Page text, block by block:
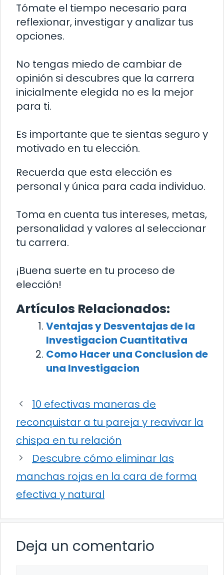
Tómate el tiempo necesario para
reflexionar, investigar y analizar tus
opciones.
No tengas miedo de cambiar de
opinión si descubres que la carrera
inicialmente elegida no es la mejor
para ti.
Es importante que te sientas seguro y
motivado en tu elección.
Recuerda que esta elección es
personal y única para cada individuo.
Toma en cuenta tus intereses, metas,
personalidad y valores al seleccionar
tu carrera.
¡Buena suerte en tu proceso de
elección!
Artículos Relacionados:
Ventajas y Desventajas de la
Investigacion Cuantitativa
Como Hacer una Conclusion de
una Investigacion
10 efectivas maneras de
reconquistar a tu pareja y reavivar la
chispa en tu relación
Descubre cómo eliminar las
manchas rojas en la cara de forma
efectiva y natural
Deja un comentario